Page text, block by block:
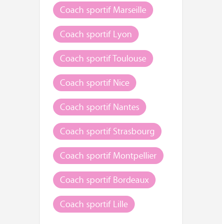
Coach sportif Marseille
Coach sportif Lyon
Coach sportif Toulouse
Coach sportif Nice
Coach sportif Nantes
Coach sportif Strasbourg
Coach sportif Montpellier
Coach sportif Bordeaux
Coach sportif Lille